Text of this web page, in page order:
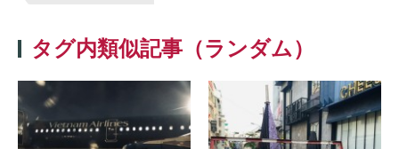
タグ内類似記事（ランダム）